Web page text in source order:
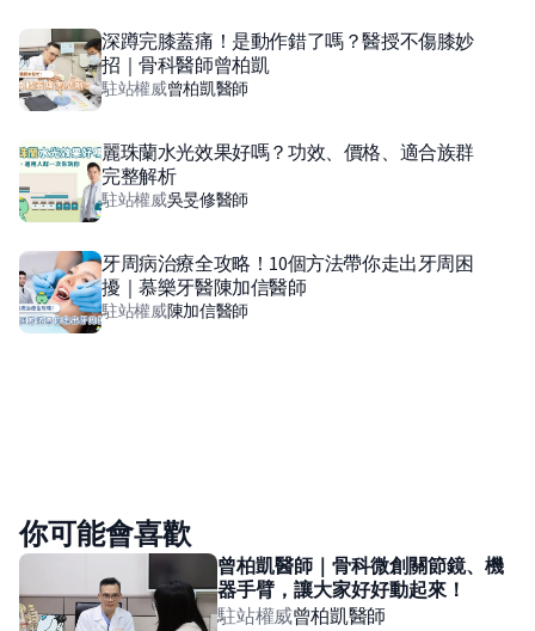
深蹲完膝蓋痛！是動作錯了嗎？醫授不傷膝妙
招｜骨科醫師曾柏凱
駐站權威曾柏凱醫師
麗珠蘭水光效果好嗎？功效、價格、適合族群
完整解析
駐站權威吳旻修醫師
牙周病治療全攻略！10個方法帶你走出牙周困
擾｜慕樂牙醫陳加信醫師
駐站權威陳加信醫師
你可能會喜歡
曾柏凱醫師｜骨科微創關節鏡、機
器手臂，讓大家好好動起來！
駐站權威曾柏凱醫師